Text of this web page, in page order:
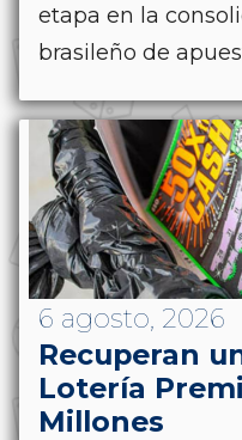
etapa en la
brasileño de
6 agosto, 2026
Recuperan
Lotería
Millones